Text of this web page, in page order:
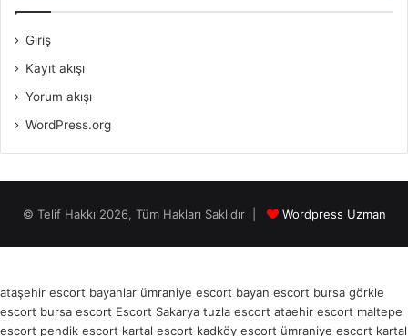
Giriş
Kayıt akışı
Yorum akışı
WordPress.org
© Telif Hakkı 2026, Tüm Hakları Saklıdır | Wordpress Uzman
ataşehir escort bayanlar ümraniye escort bayan escort bursa görkle
escort bursa escort Escort Sakarya tuzla escort ataehir escort maltepe
escort pendik escort kartal escort kadköy escort ümraniye escort kartal